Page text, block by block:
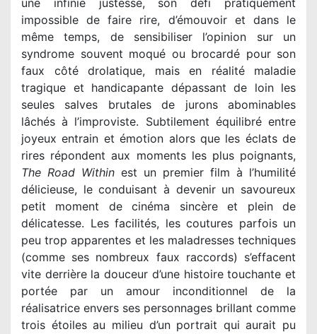
une infinie justesse, son défi pratiquement
impossible de faire rire, d’émouvoir et dans le
même temps, de sensibiliser l’opinion sur un
syndrome souvent moqué ou brocardé pour son
faux côté drolatique, mais en réalité maladie
tragique et handicapante dépassant de loin les
seules salves brutales de jurons abominables
lâchés à l’improviste. Subtilement équilibré entre
joyeux entrain et émotion alors que les éclats de
rires répondent aux moments les plus poignants,
The Road Within est un premier film à l’humilité
délicieuse, le conduisant à devenir un savoureux
petit moment de cinéma sincère et plein de
délicatesse. Les facilités, les coutures parfois un
peu trop apparentes et les maladresses techniques
(comme ses nombreux faux raccords) s’effacent
vite derrière la douceur d’une histoire touchante et
portée par un amour inconditionnel de la
réalisatrice envers ses personnages brillant comme
trois étoiles au milieu d’un portrait qui aurait pu